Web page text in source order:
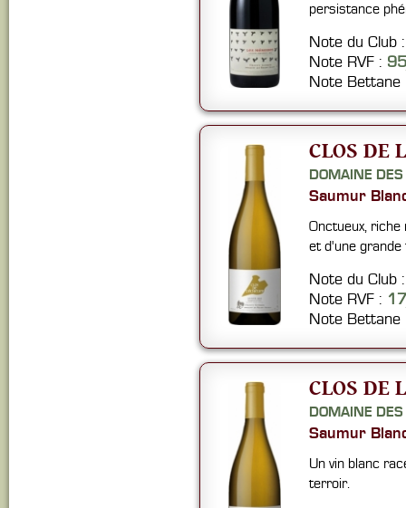
persistance
Note du Club
Note RVF :
Note
CLOS DE
DOMAINE
Saumur
Onctueux,
et d'une grande
Note du Club
Note RVF :
Note
CLOS DE
DOMAINE
Saumur
Un vin blanc
terroir.